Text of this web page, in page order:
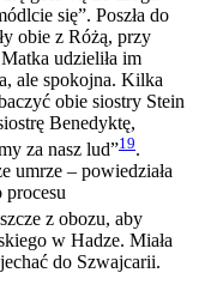
się”. Poszła do
obie z Różą, przy
udzieliła im
ale spokojna. Kilka
obie siostry Stein
Benedyktę,
za nasz lud”19.
umrze – powiedziała
z obozu, aby
w Hadze. Miała
do Szwajcarii.